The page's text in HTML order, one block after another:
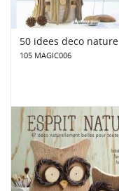
50 idees deco nature
105 MAGIC006